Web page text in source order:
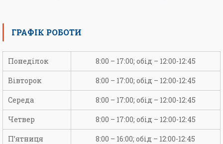
ГРАФІК РОБОТИ
Понеділок 8:00 – 17:00; обід – 12:00-12:45
Вівторок 8:00 – 17:00; обід – 12:00-12:45
Середа 8:00 – 17:00; обід – 12:00-12:45
Четвер 8:00 – 17:00; обід – 12:00-12:45
П’ятниця 8:00 – 16:00; обід – 12:00-12:45